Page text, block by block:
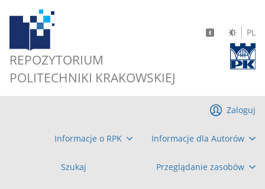
REPOZYTORIUM
POLITECHNIKI KRAKOWSKIEJ
PL
Informacje o RPK Informacje dla Autorów
Szukaj Przeglądanie zasobów
Zaloguj